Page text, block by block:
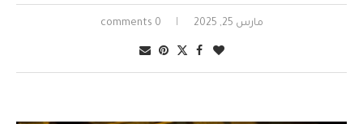
مارس 25, 2025 0 comments